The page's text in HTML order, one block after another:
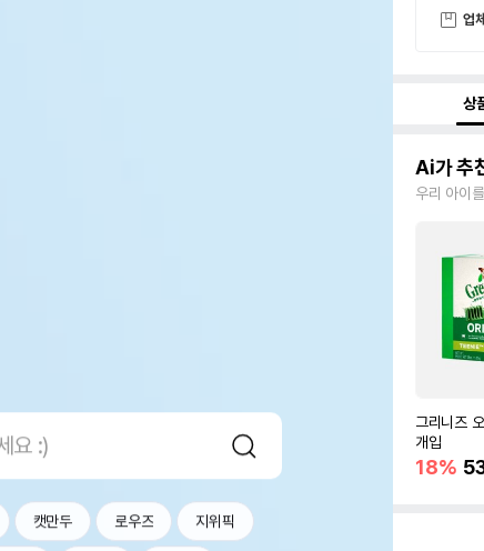
캣만두 로우즈 지위픽
업
상
Ai가 추
우리 아이
그리니즈
개입
18%